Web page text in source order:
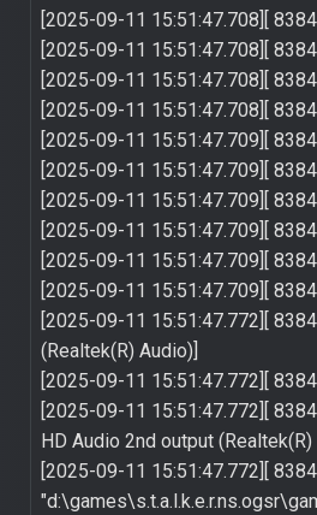
[2025-09-11 15:51:47.708][
[2025-09-11 15:51:47.708][
[2025-09-11 15:51:47.708][
[2025-09-11 15:51:47.708][
[2025-09-11 15:51:47.709][
[2025-09-11 15:51:47.709][
[2025-09-11 15:51:47.709][
[2025-09-11 15:51:47.709][
[2025-09-11 15:51:47.709][
[2025-09-11 15:51:47.709][
[2025-09-11 15:51:47.772][
(Realtek(R) Audio)]
[2025-09-11 15:51:47.772][
[2025-09-11 15:51:47.772][
HD Audio 2nd output
[2025-09-11 15:51:47.772][